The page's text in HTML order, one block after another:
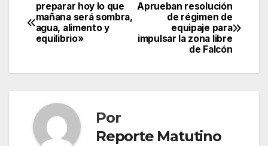
Navegación
de
Aprueban resolución
de régimen de
equipaje para
impulsar la zona libre
de Falcón
preparar hoy lo que
mañana será sombra,
agua, alimento y
equilibrio»
Por
Reporte Matutino